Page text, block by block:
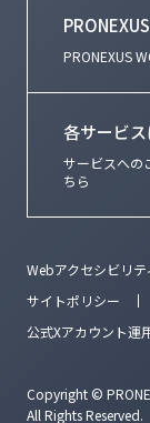
PRONEXUS
各サービ
サービスへの
ちら
Webアクセシビリ
サイトポリシー
公式Xアカウント運
Copyright ©
All Rights Reserved.